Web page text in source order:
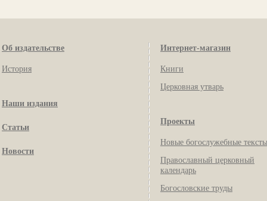
Об издательстве
История
Наши издания
Статьи
Новости
Интернет-магазин
Книги
Церковная утварь
Проекты
Новые богослужебные тексты
Православный церковный
календарь
Богословские труды